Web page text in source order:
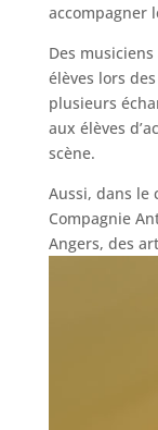
accompagner
Des
élèves lors
plusieurs
aux élèves
scène.
Aussi, dans le
Compagnie
Angers, des